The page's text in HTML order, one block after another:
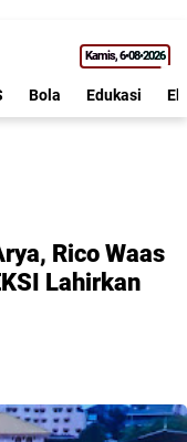
Kamis 6•08•2026
Bola Edukasi
Rico Waas
Lahirkan